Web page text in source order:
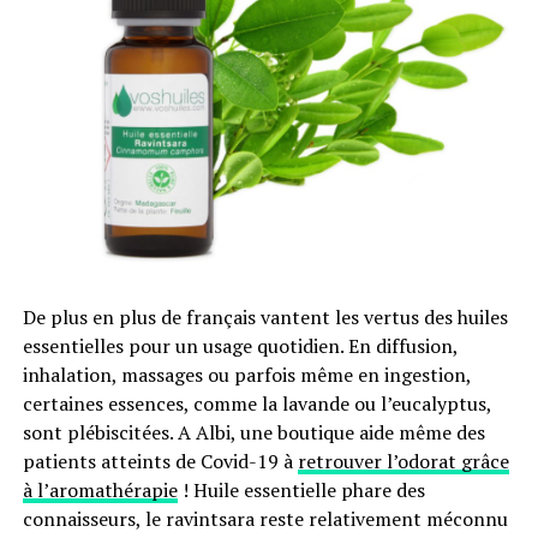
celui-ci. En effet, pour le moment il est impossible de
recharger la batterie sur une prise domestique, faute de
câble adapté. Si Renault, affirme y travailler, aucune
date n’a pour le moment été avancée pour une
éventuelle disponibilité du dit câble.
En conséquence, aujourd’hui, la seule solution pour faire
le « plein » est soit de disposer d’une
(dispositif permettant de recharger la ZOE, mais d’un
d’accès publique (les bornes parisiennes d’autolib entre
autres). Or ces dernières, hormis dans la capitale,
brillent par leur rareté (4700 au niveau national selon
Renault). Enfin, la norme retenue pour la connexion au
dispositif de recharge est franco-française, non
compatible avec le dispositif retenu à l’échelle
européenne. Autrement dit, pour les voyages à
l’étranger, inutile de penser à cette voiture, il vous
De plus en plus de français vantent les vertus des huiles
essentielles pour un usage quotidien. En diffusion,
inhalation, massages ou parfois même en ingestion,
certaines essences, comme la lavande ou l’eucalyptus,
sont plébiscitées. A Albi, une boutique aide même des
patients atteints de Covid-19 à retrouver l’odorat grâce
à l’aromathérapie! Huile essentielle phare des
connaisseurs, le ravintsara reste relativement méconnu